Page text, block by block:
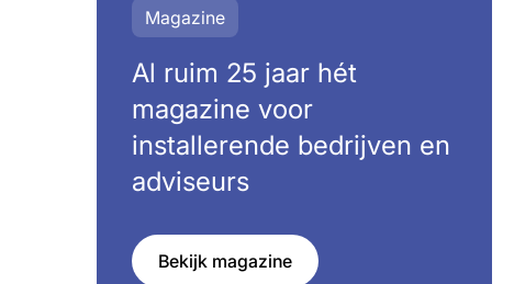
Magazine
Al ruim 25 jaar hét
magazine voor
installerende bedrijven en
adviseurs
Bekijk magazine